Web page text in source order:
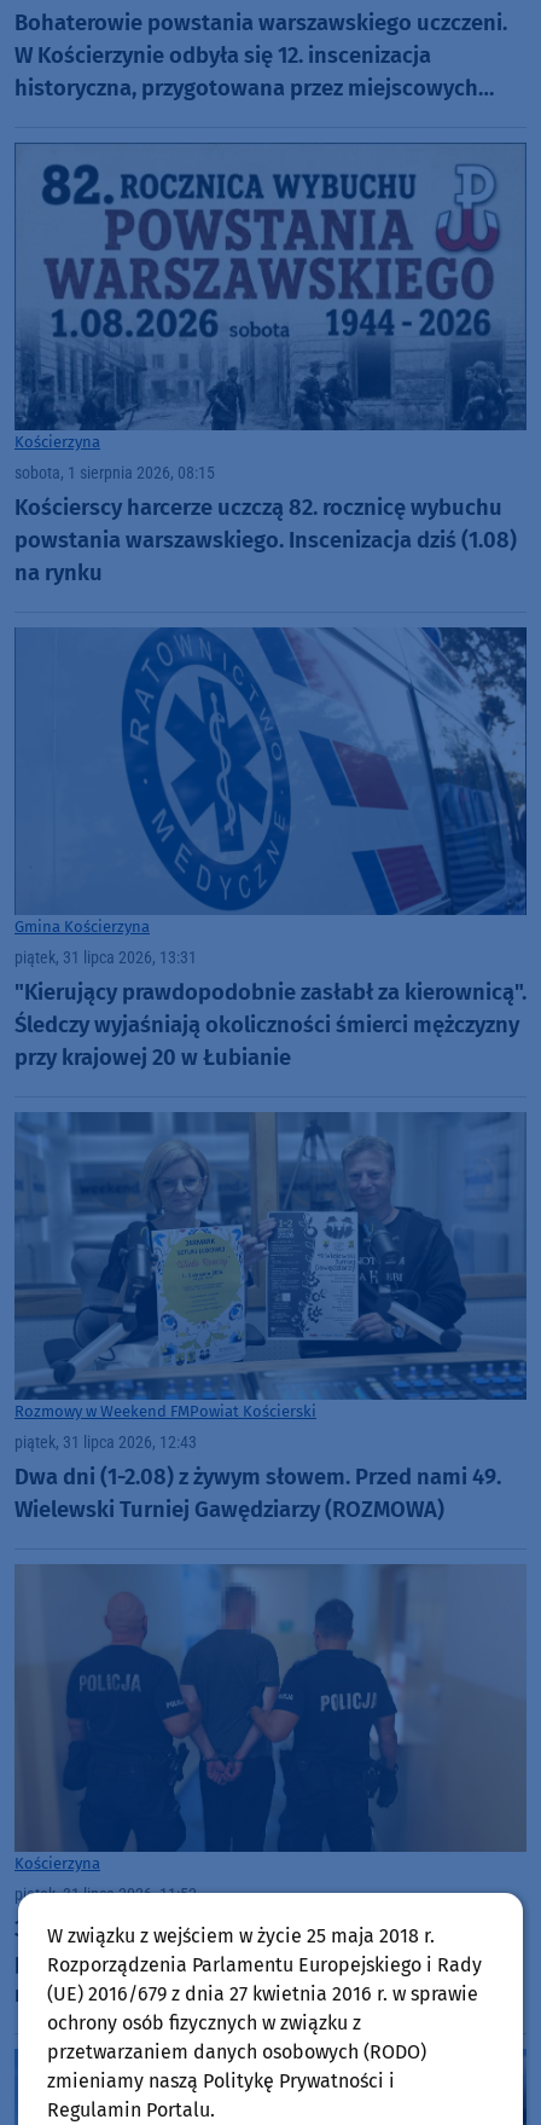
Bohaterowie powstania warszawskiego uczczeni.
W Kościerzynie odbyła się 12. inscenizacja
historyczna, przygotowana przez miejscowych
Kościerzyna
sobota, 1 sierpnia 2026, 08:15
Kościerscy harcerze uczczą 82. rocznicę wybuchu
powstania warszawskiego. Inscenizacja dziś (1.08)
na rynku
Gmina Kościerzyna
piątek, 31 lipca 2026, 13:31
"Kierujący prawdopodobnie zasłabł za kierownicą".
Śledczy wyjaśniają okoliczności śmierci mężczyzny
przy krajowej 20 w Łubianie
Rozmowy w Weekend FMPowiat Kościerski
piątek, 31 lipca 2026, 12:43
Dwa dni (1-2.08) z żywym słowem. Przed nami 49.
Wielewski Turniej Gawędziarzy (ROZMOWA)
Kościerzyna
piątek, 31 lipca 2026, 11:52
33-latek w Kościerzynie wyrzucał meble z trzeciego
piętra. W mieszkaniu miał ponad 1200 porcji
narkotyków
W związku z wejściem w życie 25 maja 2018 r.
Rozporządzenia Parlamentu Europejskiego i Rady
(UE) 2016/679 z dnia 27 kwietnia 2016 r. w sprawie
ochrony osób fizycznych w związku z
przetwarzaniem danych osobowych (RODO)
zmieniamy naszą Politykę Prywatności i
Regulamin Portalu.